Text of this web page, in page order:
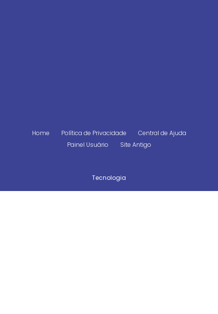
Home Política de Privacidade
Central de Ajuda
Painel Usuário
Site Antigo
Tecnologia